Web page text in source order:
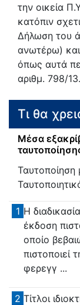
την οικεία
κατόπιν
Δήλωση του
ανωτέρω)
όπως αυτά
αριθμ. 798/
Τι θα
Μέσα
Ταυτοποίηση
1 Η
έκδοση
οποίο
πιστοποιεί
φερεγγ ...
2 Τίτλοι